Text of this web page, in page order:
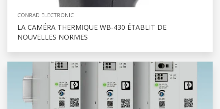
CONRAD ELECTRONIC
LA CAMÉRA THERMIQUE WB-430 ÉTABLIT DE
NOUVELLES NORMES